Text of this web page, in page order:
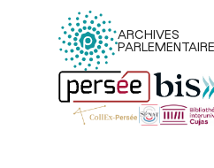
ARCHIVES